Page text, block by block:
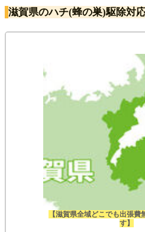
滋賀県のハチ(蜂の巣)駆除対
【滋賀県全域どこでも出張費
す】